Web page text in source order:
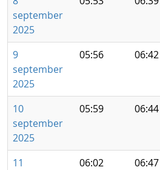
september
2025
9
september
2025
05:56 06:42
10
september
2025
05:59 06:44
11
06:02 06:47